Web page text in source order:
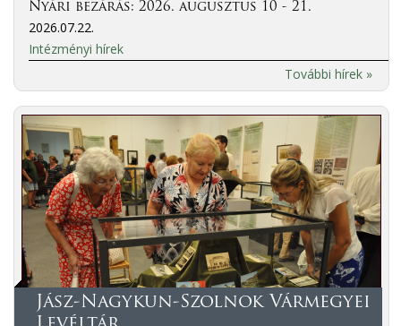
Nyári bezárás: 2026. augusztus 10 - 21.
2026.07.22.
Intézményi hírek
További hírek »
Jász-Nagykun-Szolnok Vármegyei